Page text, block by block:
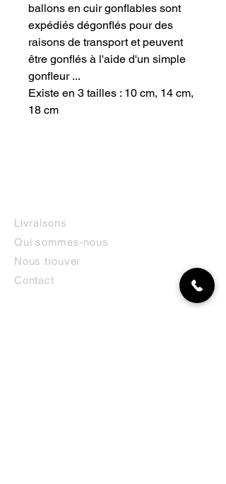
ballons en cuir gonflables sont
expédiés dégonflés pour des
raisons de transport et peuvent
être gonflés à l'aide d'un simple
gonfleur ...
Existe en 3 tailles : 10 cm, 14 cm,
18 cm
Livraisons
Qui sommes-nous
Nous trouver
Contact